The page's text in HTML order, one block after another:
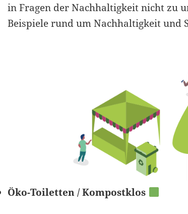
in Fragen der Nachhaltigkeit nicht zu
Beispiele rund um Nachhaltigkeit und
Öko-Toiletten / Kompostklos